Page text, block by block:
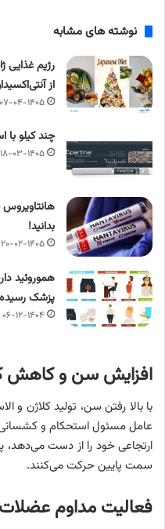
نوشته های مشابه
از
۰۷-۰۴-۱۴۰۵
چند کیلو با
۱۸-۰۳-۱۴۰۵
بدانید!
۲۰-۰۲-۱۴۰۵
هموروئید
پزشک
۰۶-۱۲-۱۴۰۴
افزایش سن و کاهش
با بالا رفتن سن، تولید کلاژن
عامل مسئول استحکام و
ارتجاعی خود را از دست می‌دهد،
سمت پایین حرکت می‌کنند.
فعالیت مداوم